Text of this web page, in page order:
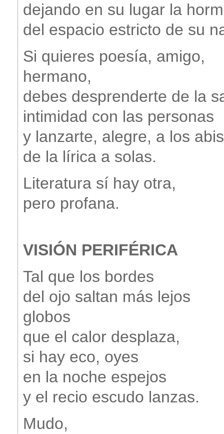
dejando en su lugar la
del espacio estricto de su
Si quieres poesía, amigo,
hermano,
debes desprenderte de la
intimidad con las personas
y lanzarte, alegre, a los
de la lírica a solas.
Literatura sí hay otra,
pero profana.
VISIÓN PERIFÉRICA
Tal que los bordes
del ojo saltan más lejos
globos
que el calor desplaza,
si hay eco, oyes
en la noche espejos
y el recio escudo lanzas.
Mudo,